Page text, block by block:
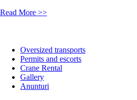
Read More >>
Oversized transports
Permits and escorts
Crane Rental
Gallery
Anunturi